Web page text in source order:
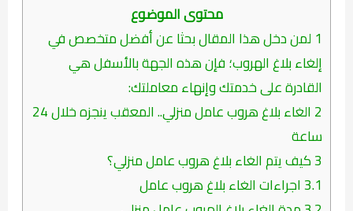
محتوى الموضوع
1 لمن دخل هذا المقال بحثا عن أفضل متخصص في
إلغاء بلاغ الهروب؛ فإن هذه الجهة بالأسفل هي
القادرة على خدمتك وإنهاء معاملتك:
2
الغاء بلاغ هروب عامل منزلي.. المعقب ينجزه خلال 24
ساعة
3كيف يتم الغاء بلاغ هروب عامل منزلي؟
3.1 اجراءات الغاء بلاغ هروب عامل